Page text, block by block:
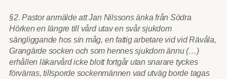
§2. Pastor anmälde att Jan Nilssons änka från Södra
Hörken en längre till vård utav en svår sjukdom
sängliggande hos sin måg, en fattig arbetare vid vid Rävåla,
Grangärde socken och som hennes sjukdom ännu (…)
erhållen läkarvård icke blott fortgår utan snarare tyckes
förvärras, tillsporde sockenmännen vad utväg borde tagas